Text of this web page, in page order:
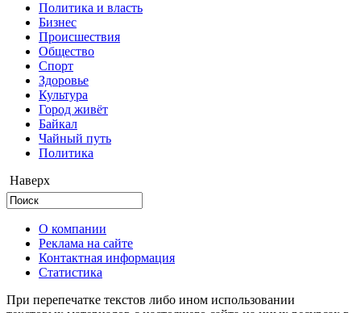
Политика и власть
Бизнес
Происшествия
Общество
Cпорт
Здоровье
Культура
Город живёт
Байкал
Чайный путь
Политика
Наверх
О компании
Реклама на сайте
Контактная информация
Статистика
При перепечатке текстов либо ином использовании